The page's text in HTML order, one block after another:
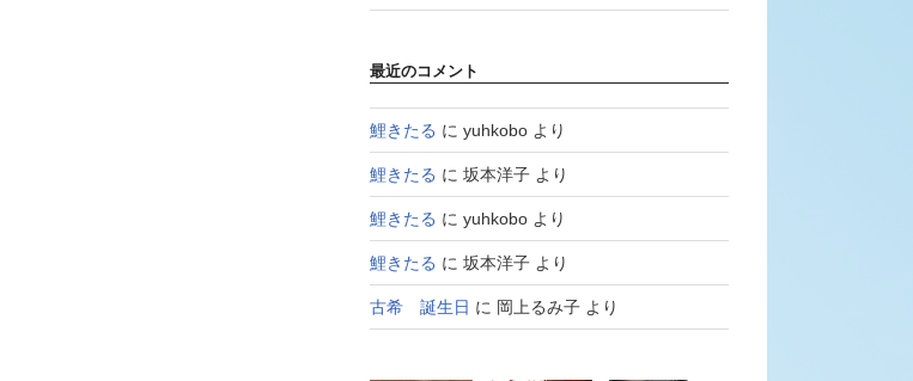
最近のコメント
鯉きたる に yuhkoboより
鯉きたる に 坂本洋子より
鯉きたる に yuhkoboより
鯉きたる に 坂本洋子より
古希 誕生日 に 岡上るみ子より